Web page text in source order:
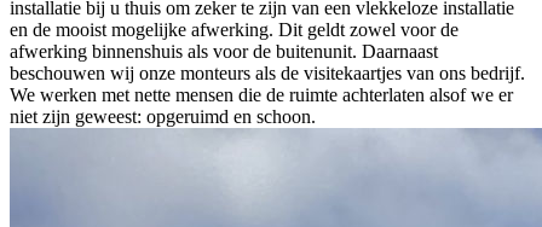
installatie bij u thuis om zeker te zijn van een vlekkeloze installatie
en de mooist mogelijke afwerking. Dit geldt zowel voor de
afwerking binnenshuis als voor de buitenunit. Daarnaast
beschouwen wij onze monteurs als de visitekaartjes van ons bedrijf.
We werken met nette mensen die de ruimte achterlaten alsof we er
niet zijn geweest: opgeruimd en schoon.